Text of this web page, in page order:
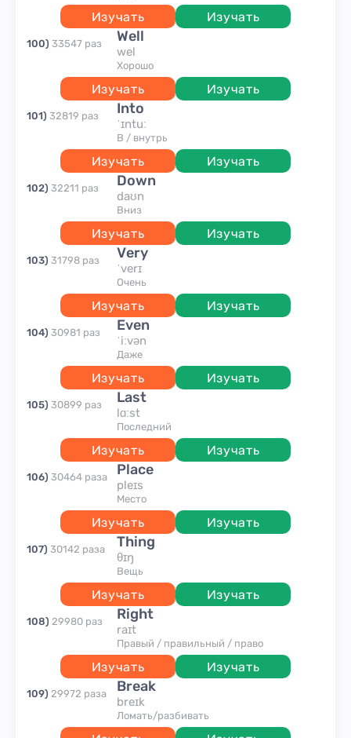
Изучать Изучать
100) 33547 раз well
wel
хорошо
Изучать Изучать
101) 32819 раз into
ˈɪntuː
в / внутрь
Изучать Изучать
102) 32211 раз down
daʊn
вниз
Изучать Изучать
103) 31798 раз very
ˈverɪ
очень
Изучать Изучать
104) 30981 раз even
ˈiːvən
даже
Изучать Изучать
105) 30899 раз last
lɑːst
последний
Изучать Изучать
106) 30464 раза place
pleɪs
место
Изучать Изучать
107) 30142 раза thing
θɪŋ
вещь
Изучать Изучать
108) 29980 раз right
raɪt
правый / правильный / право
Изучать Изучать
109) 29972 раза break
breɪk
ломать/разбивать